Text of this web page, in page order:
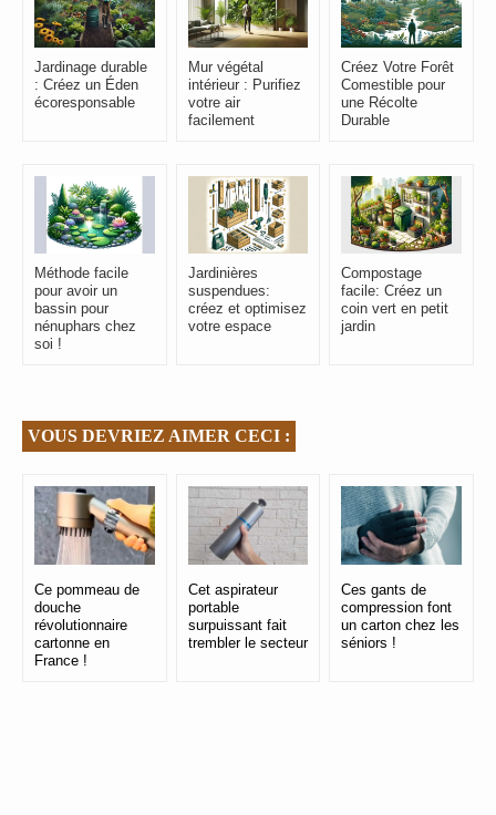
Jardinage durable
: Créez un Éden
écoresponsable
Mur végétal
intérieur : Purifiez
votre air
facilement
Créez Votre Forêt
Comestible pour
une Récolte
Durable
Méthode facile
pour avoir un
bassin pour
nénuphars chez
soi !
Jardinières
suspendues:
créez et optimisez
votre espace
Compostage
facile: Créez un
coin vert en petit
jardin
VOUS DEVRIEZ AIMER CECI :
Ce pommeau de
douche
révolutionnaire
cartonne en
France !
Cet aspirateur
portable
surpuissant fait
trembler le secteur
Ces gants de
compression font
un carton chez les
séniors !